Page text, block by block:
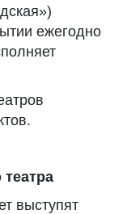
ежегодно
выступят